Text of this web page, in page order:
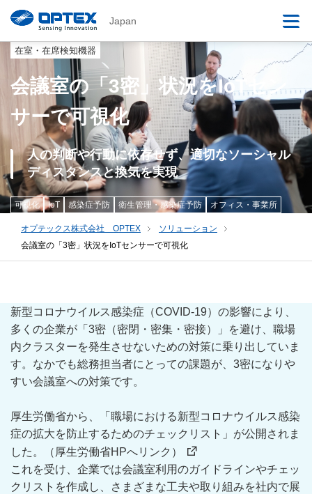
Japan
在室・在席検知機器
会議室の「3密」状況をIoTセン
サーで可視化
人の判断や行動に依存せず、適切なソーシャル
ディスタンスと換気を実現
可視化 IoT 感染症予防 衛生管理・感染症予防 オフィス・事業所
オプテックス株式会社 OPTEX
ソリューション
会議室の「3密」状況をIoTセンサーで可視化
新型コロナウイルス感染症（COVID-19）の影響により、
多くの企業が「3密（密閉・密集・密接）」を避け、職場
内クラスターを発生させないための対策に乗り出していま
す。なかでも総務担当者にとっての課題が、3密になりや
すい会議室への対策です。
厚生労働省から、「職場における新型コロナウイルス感染
症の拡大を防止するためのチェックリスト」が公開されま
した。
（厚生労働省HPへリンク）
これを受け、企業では会議室利用のガイドラインやチェッ
クリストを作成し、さまざまな工夫や取り組みを社内で展